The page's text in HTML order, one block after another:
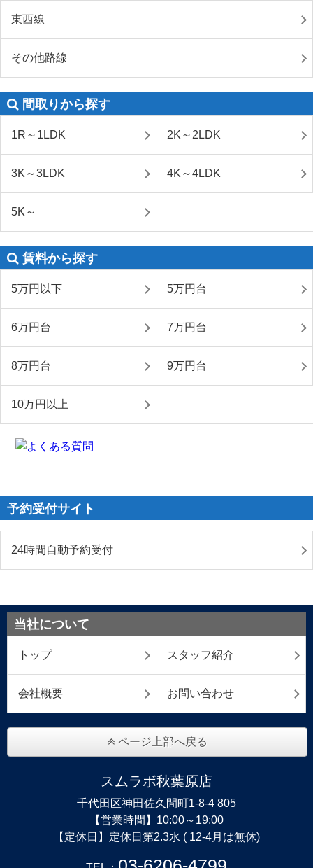
東西線
その他路線
間取りから探す
1R～1LDK 2K～2LDK
3K～3LDK 4K～4LDK
5K～
賃料から探す
5万円以下 5万円台
6万円台 7万円台
8万円台 9万円台
10万円以上
予約受付サイト
24時間自動予約受付
当社について
トップ スタッフ紹介
会社概要 お問い合わせ
ページ上部へ戻る
スムラボ秋葉原店
千代田区神田佐久間町1-8-4 805
【営業時間】10:00～19:00
【定休日】定休日第2.3水 ( 12-4月は無休)